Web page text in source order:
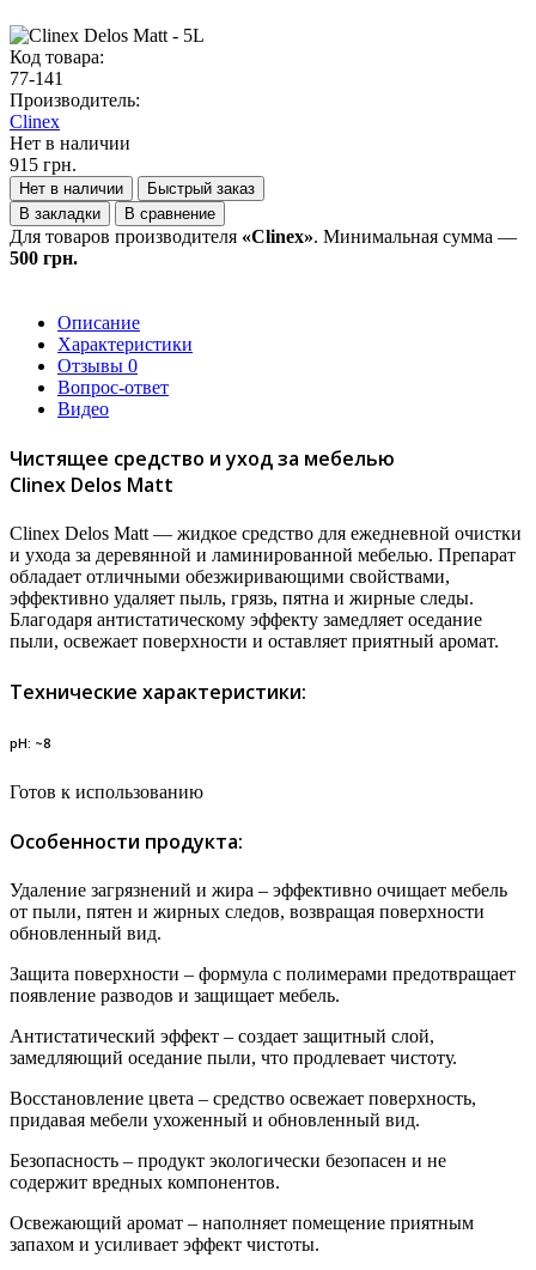
Код товара:
77-141
Производитель:
Clinex
Нет в наличии
915 грн.
Нет в наличии
Быстрый заказ
В закладки
В сравнение
Для товаров производителя «Clinex». Минимальная сумма —
500 грн.
Описание
Характеристики
Отзывы 0
Вопрос-ответ
Видео
Чистящее средство и уход за мебелью
Clinex Delos Matt
Clinex Delos Matt — жидкое средство для ежедневной очистки
и ухода за деревянной и ламинированной мебелью. Препарат
обладает отличными обезжиривающими свойствами,
эффективно удаляет пыль, грязь, пятна и жирные следы.
Благодаря антистатическому эффекту замедляет оседание
пыли, освежает поверхности и оставляет приятный аромат.
Технические характеристики:
рН: ~8
Готов к использованию
Особенности продукта:
Удаление загрязнений и жира – эффективно очищает мебель
от пыли, пятен и жирных следов, возвращая поверхности
обновленный вид.
Защита поверхности – формула с полимерами предотвращает
появление разводов и защищает мебель.
Антистатический эффект – создает защитный слой,
замедляющий оседание пыли, что продлевает чистоту.
Восстановление цвета – средство освежает поверхность,
придавая мебели ухоженный и обновленный вид.
Безопасность – продукт экологически безопасен и не
содержит вредных компонентов.
Освежающий аромат – наполняет помещение приятным
запахом и усиливает эффект чистоты.